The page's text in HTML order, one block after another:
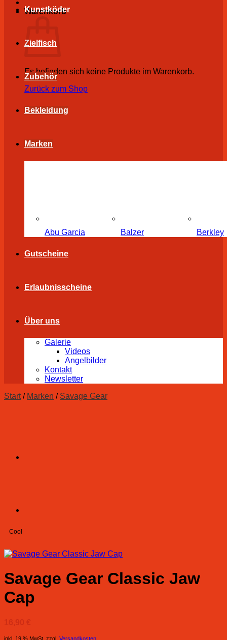
Warenkorb
Es befinden sich keine Produkte im Warenkorb.
Zurück zum Shop
Kunstköder
Zielfisch
Zubehör
Bekleidung
Marken
Abu Garcia Balzer Berkley
Gutscheine
Erlaubnisscheine
Über uns
Galerie
Videos
Angelbilder
Kontakt
Newsletter
Start / Marken / Savage Gear
Cool
Savage Gear Classic Jaw
Cap
16,90 €
inkl. 19 % MwSt. zzgl. Versandkosten